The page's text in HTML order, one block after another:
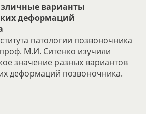
варианты
деформаций
патологии позвоночника
М.И. Ситенко изучили
значение разных вариантов
деформаций позвоночника.